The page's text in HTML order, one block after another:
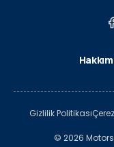
Gizlilik Politikası
© 2026